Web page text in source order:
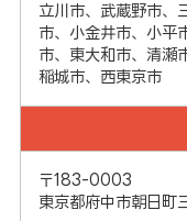
立川市、武蔵野市、
市、小金井市、小平
市、東大和市、清瀬
稲城市、西東京市
〒183-0003
東京都府中市朝日町